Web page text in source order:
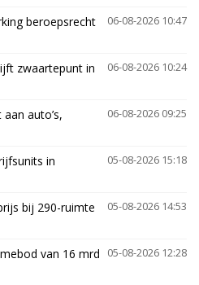
06-08-2026 10:47
beroepsrecht
06-08-2026 10:24
zwaartepunt in
06-08-2026 09:25
auto’s,
05-08-2026 15:18
in
05-08-2026 14:53
bij 290-ruimte
05-08-2026 12:28
van 16 mrd